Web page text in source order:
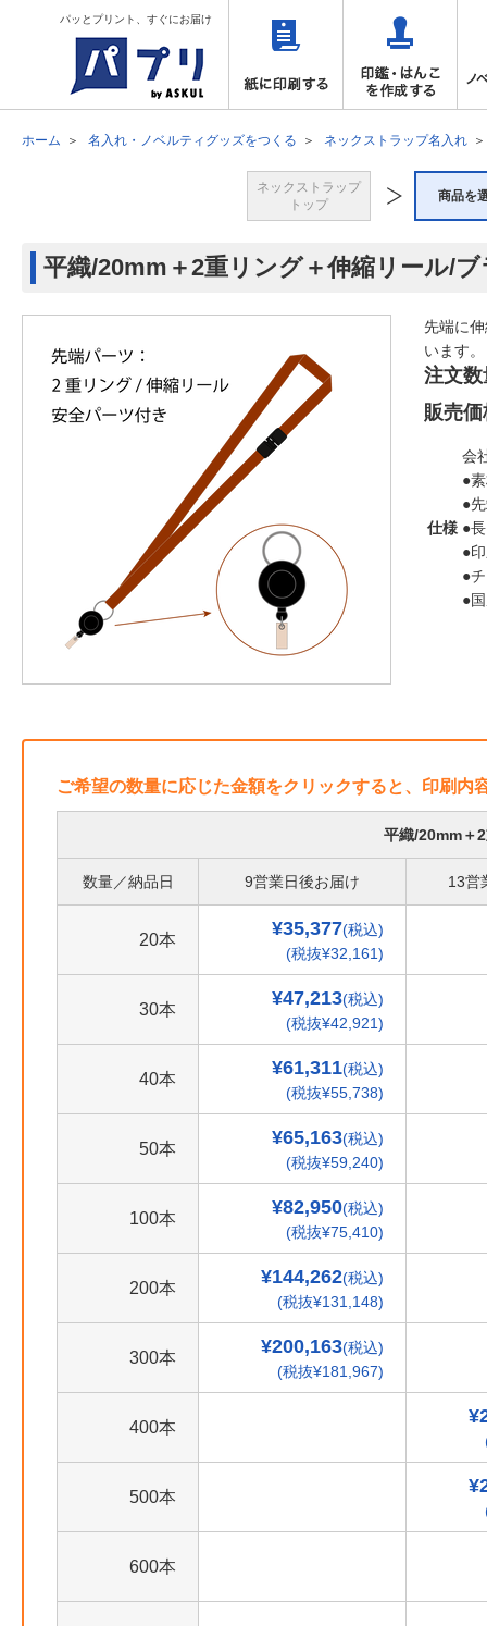
パッとプリント、すぐにお届け
ホーム 名入れ・ノベルティグッズをつくる ネックストラップ名入れ
ネックストラップ
トップ
商品を
平織/20mm＋2重リング＋伸縮リール/
先端に
います。
注文数
販売価
仕様
会
●
●
●
●
●
●
ご希望の数量に応じた金額をクリックすると、印刷内
平織/20mm＋
数量／納品日 9営業日後お届け 13営
20本
¥35,377(税込)
(税抜¥32,161)
30本
¥47,213(税込)
(税抜¥42,921)
40本
¥61,311(税込)
(税抜¥55,738)
50本
¥65,163(税込)
(税抜¥59,240)
100本
¥82,950(税込)
(税抜¥75,410)
200本
¥144,262(税込)
(税抜¥131,148)
300本
¥200,163(税込)
(税抜¥181,967)
400本
500本
600本